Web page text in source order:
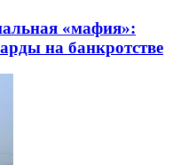
«мафия»:
на банкротстве